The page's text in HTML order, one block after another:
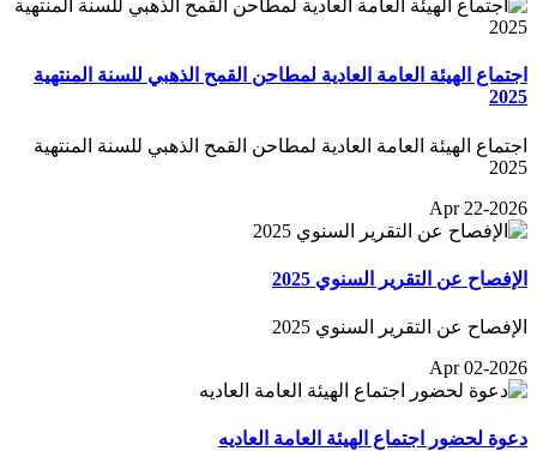
اجتماع الهيئة العامة العادية لمطاحن القمح الذهبي للسنة المنتهية
2025
اجتماع الهيئة العامة العادية لمطاحن القمح الذهبي للسنة المنتهية
2025
Apr 22-2026
الإفصاح عن التقرير السنوي 2025
الإفصاح عن التقرير السنوي 2025
Apr 02-2026
دعوة لحضور اجتماع الهيئة العامة العاديه